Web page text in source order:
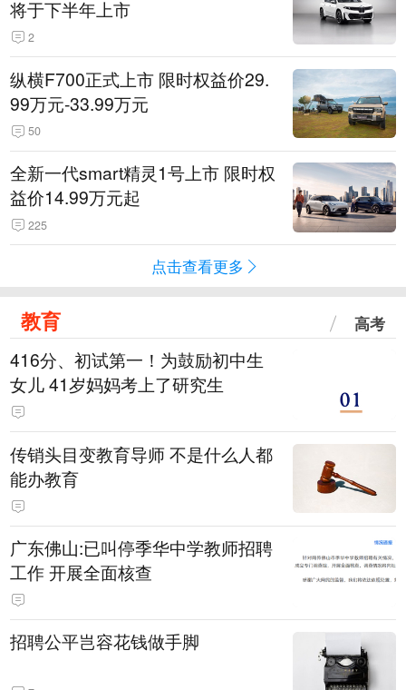
将于下半年上市
2
纵横F700正式上市 限时权益价29.
99万元-33.99万元
50
全新一代smart精灵1号上市 限时权
益价14.99万元起
225
点击查看更多
教育 高考
416分、初试第一！为鼓励初中生
女儿 41岁妈妈考上了研究生
传销头目变教育导师 不是什么人都
能办教育
广东佛山:已叫停季华中学教师招聘
工作 开展全面核查
招聘公平岂容花钱做手脚